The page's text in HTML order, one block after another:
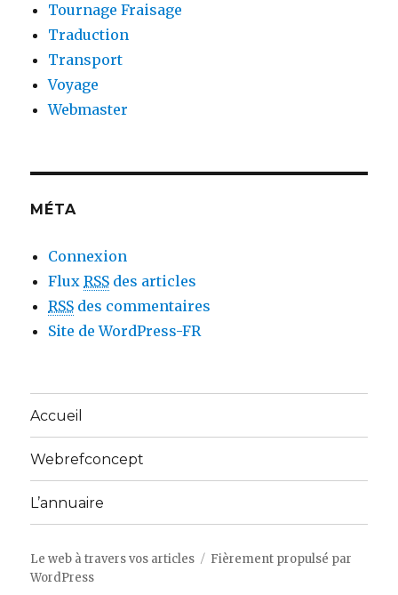
Tournage Fraisage
Traduction
Transport
Voyage
Webmaster
MÉTA
Connexion
FluxRSS des articles
RSS des commentaires
Site de WordPress-FR
Accueil
Webrefconcept
L’annuaire
Le web à travers vos articles
Fièrement propulsé par
WordPress